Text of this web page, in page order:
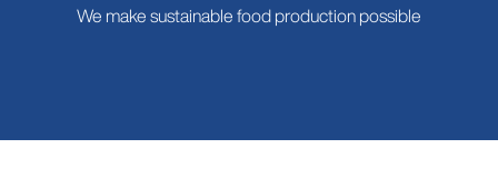
We make sustainable food production possible